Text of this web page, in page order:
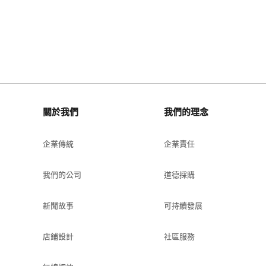
關於我們
企業傳統
我們的公司
新聞故事
店鋪設計
我們的理念
企業責任
道德採購
可持續發展
社區服務